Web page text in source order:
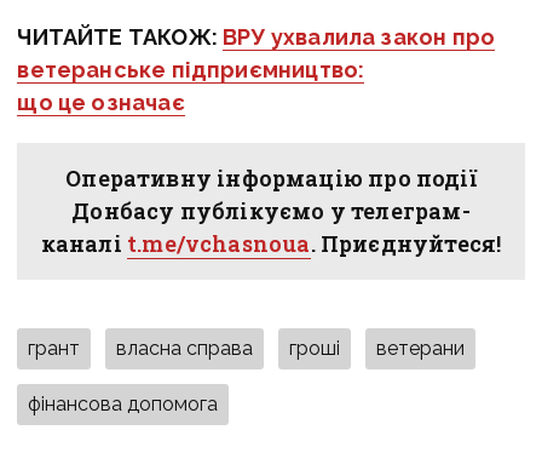
ЧИТАЙТЕ ТАКОЖ: ВРУ ухвалила закон про
ветеранське підприємництво:
що це означає
Оперативну інформацію про події
Донбасу публікуємо у телеграм-
каналі t.me/vchasnoua. Приєднуйтеся!
грант власна справа гроші ветерани
фінансова допомога